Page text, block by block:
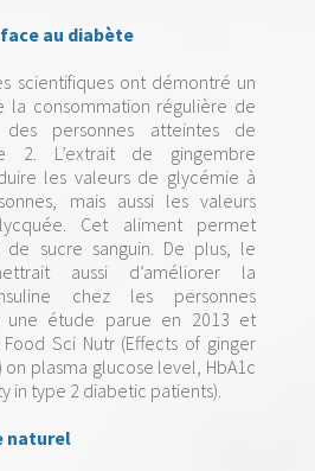
au diabète
scientifiques ont démontré un
la consommation régulière de
personnes atteintes de
2. L’extrait de gingembre
les valeurs de glycémie à
mais aussi les valeurs
Cet aliment permet
de sucre sanguin. De plus, le
aussi d’améliorer la
chez les personnes
une étude parue en 2013 et
Sci Nutr (Effects of ginger
plasma glucose level, HbA1c
in type 2 diabetic patients).
naturel